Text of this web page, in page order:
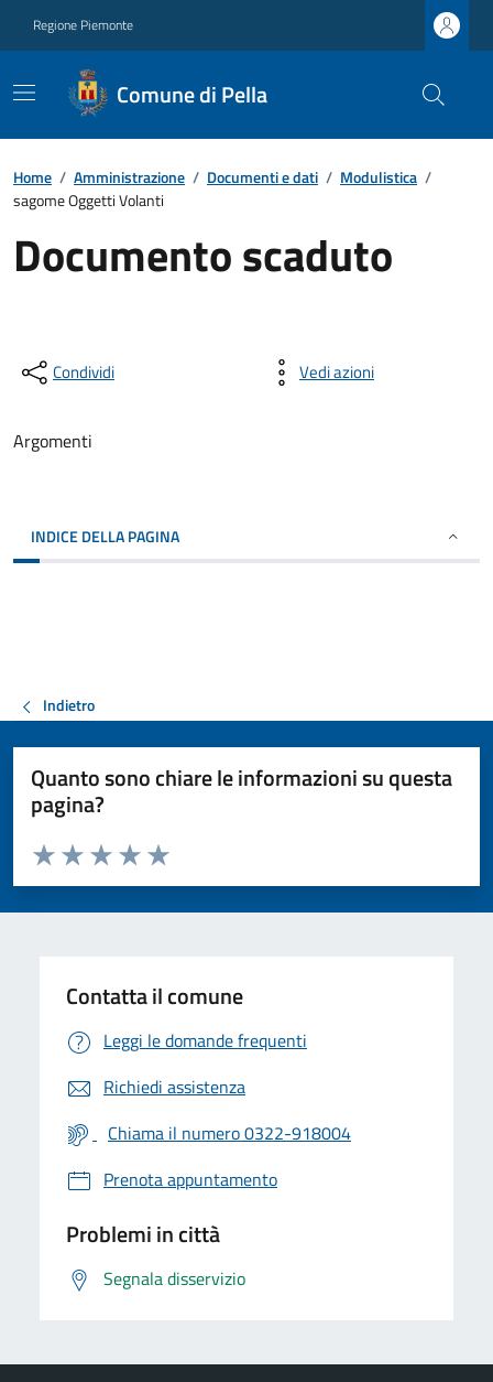
Regione Piemonte
Comune di Pella
Home / Amministrazione / Documenti e dati / Modulistica /
sagome Oggetti Volanti
Documento scaduto
Condividi Vedi azioni
Argomenti
INDICE DELLA PAGINA
Indietro
Quanto sono chiare le informazioni su questa
pagina?
Valuta da 1 a 5 stelle la pagina
Valuta 5 stelle su 5
Valuta 4 stelle su 5
Valuta 3 stelle su 5
Valuta 2 stelle su 5
Valuta 1 stelle su 5
Contatta il comune
Leggi le domande frequenti
Richiedi assistenza
Chiama il numero 0322-918004
Prenota appuntamento
Problemi in città
Segnala disservizio